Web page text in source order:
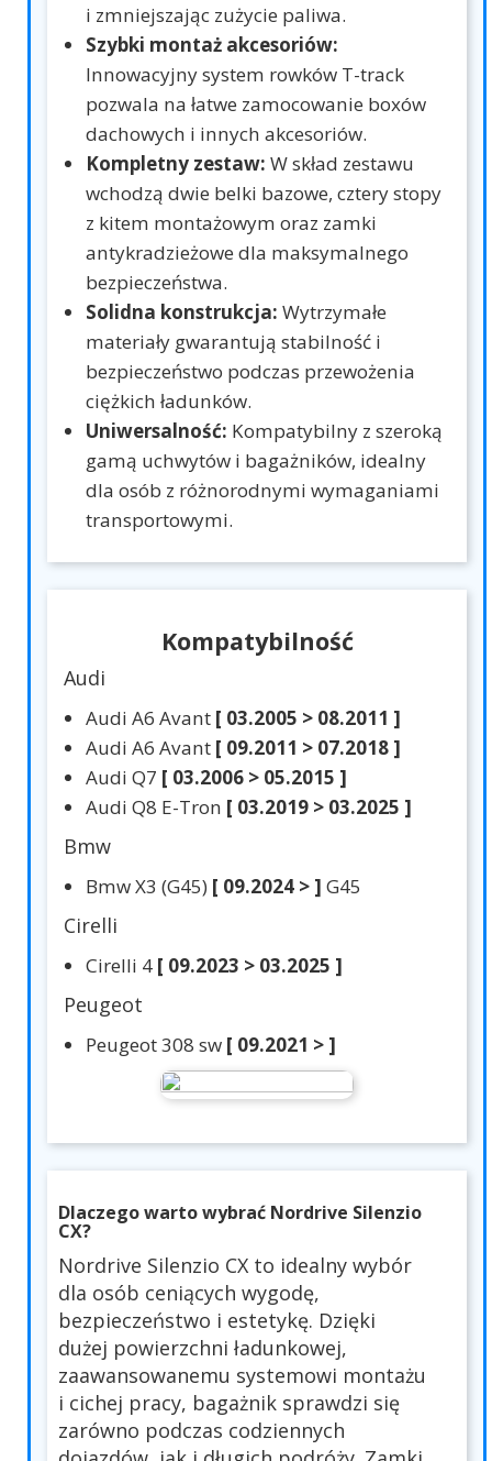
i zmniejszając zużycie paliwa.
Szybki montaż akcesoriów:
Innowacyjny system rowków T-track
pozwala na łatwe zamocowanie boxów
dachowych i innych akcesoriów.
Kompletny zestaw: W skład zestawu
wchodzą dwie belki bazowe, cztery stopy
z kitem montażowym oraz zamki
antykradzieżowe dla maksymalnego
bezpieczeństwa.
Solidna konstrukcja: Wytrzymałe
materiały gwarantują stabilność i
bezpieczeństwo podczas przewożenia
ciężkich ładunków.
Uniwersalność: Kompatybilny z szeroką
gamą uchwytów i bagażników, idealny
dla osób z różnorodnymi wymaganiami
transportowymi.
Kompatybilność
Audi
Audi A6 Avant [ 03.2005 > 08.2011 ]
Audi A6 Avant [ 09.2011 > 07.2018 ]
Audi Q7 [ 03.2006 > 05.2015 ]
Audi Q8 E-Tron [ 03.2019 > 03.2025 ]
Bmw
Bmw X3 (G45) [ 09.2024 > ] G45
Cirelli
Cirelli 4 [ 09.2023 > 03.2025 ]
Peugeot
Peugeot 308 sw [ 09.2021 > ]
Dlaczego warto wybrać Nordrive Silenzio
CX?
Nordrive Silenzio CX to idealny wybór
dla osób ceniących wygodę,
bezpieczeństwo i estetykę. Dzięki
dużej powierzchni ładunkowej,
zaawansowanemu systemowi montażu
i cichej pracy, bagażnik sprawdzi się
zarówno podczas codziennych